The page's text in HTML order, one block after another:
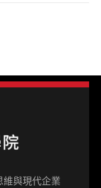
與現代企業